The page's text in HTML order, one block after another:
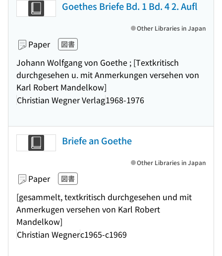
Goethes Briefe Bd. 1 Bd. 4 2. Aufl
Paper 図書
Johann Wolfgang von Goethe ; [Textkritisch
durchgesehen u. mit Anmerkungen versehen von
Karl Robert Mandelkow]
Christian Wegner Verlag1968-1976
Other Libraries in Japan
Briefe an Goethe
Paper 図書
[gesammelt, textkritisch durchgesehen und mit
Anmerkugen versehen von Karl Robert
Mandelkow]
Christian Wegnerc1965-c1969
Other Libraries in Japan